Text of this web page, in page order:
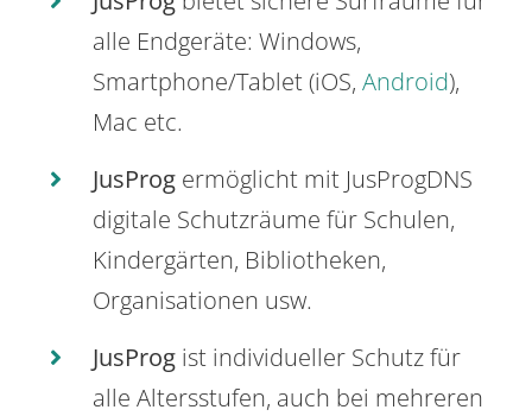
alle Endgeräte: Windows,
Smartphone/Tablet (iOS, Android),
Mac etc.
JusProg ermöglicht mit JusProgDNS
digitale Schutzräume für Schulen,
Kindergärten, Bibliotheken,
Organisationen usw.
JusProg ist individueller Schutz für
alle Altersstufen, auch bei mehreren